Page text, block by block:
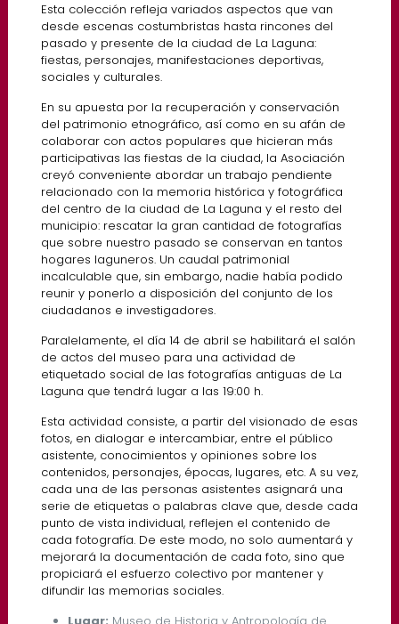
Esta colección refleja variados aspectos que van
desde escenas costumbristas hasta rincones del
pasado y presente de la ciudad de La Laguna:
fiestas, personajes, manifestaciones deportivas,
sociales y culturales.
En su apuesta por la recuperación y conservación
del patrimonio etnográfico, así como en su afán de
colaborar con actos populares que hicieran más
participativas las fiestas de la ciudad, la Asociación
creyó conveniente abordar un trabajo pendiente
relacionado con la memoria histórica y fotográfica
del centro de la ciudad de La Laguna y el resto del
municipio: rescatar la gran cantidad de fotografías
que sobre nuestro pasado se conservan en tantos
hogares laguneros. Un caudal patrimonial
incalculable que, sin embargo, nadie había podido
reunir y ponerlo a disposición del conjunto de los
ciudadanos e investigadores.
Paralelamente, el día 14 de abril se habilitará el salón
de actos del museo para una actividad de
etiquetado social de las fotografías antiguas de La
Laguna que tendrá lugar a las 19:00 h.
Esta actividad consiste, a partir del visionado de esas
fotos, en dialogar e intercambiar, entre el público
asistente, conocimientos y opiniones sobre los
contenidos, personajes, épocas, lugares, etc. A su vez,
cada una de las personas asistentes asignará una
serie de etiquetas o palabras clave que, desde cada
punto de vista individual, reflejen el contenido de
cada fotografía. De este modo, no solo aumentará y
mejorará la documentación de cada foto, sino que
propiciará el esfuerzo colectivo por mantener y
difundir las memorias sociales.